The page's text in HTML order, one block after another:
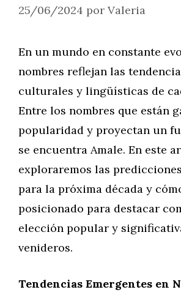
25/06/2024 por Valeria
En un mundo en constante
nombres reflejan las
culturales y lingüísticas de
Entre los nombres que están
popularidad y proyectan un
se encuentra Amale. En este
exploraremos las
para la próxima década y
posicionado para destacar
elección popular y
venideros.
Tendencias Emergentes en